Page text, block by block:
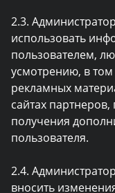
2.3.
использовать
пользователем,
усмотрению, в том
рекламных
сайтах
получения
пользователя.
2.4.
вносить